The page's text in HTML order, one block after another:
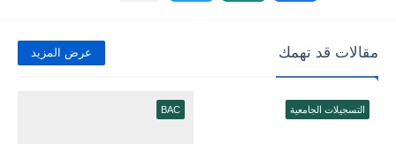
مقالات قد تهمك عرض المزيد
التسجيلات الجامعية BAC